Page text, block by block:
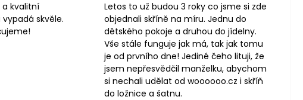
kvalitní
skvěle.
Letos to už budou 3 roky co jsme si zde
objednali skříně na míru. Jednu do
dětského pokoje a druhou do jídelny.
Vše stále funguje jak má, tak jak tomu
je od prvního dne! Jediné čeho lituji, že
jsem nepřesvědčil manželku, abychom
si nechali udělat od woooooo.cz i skříň
do ložnice a šatnu.